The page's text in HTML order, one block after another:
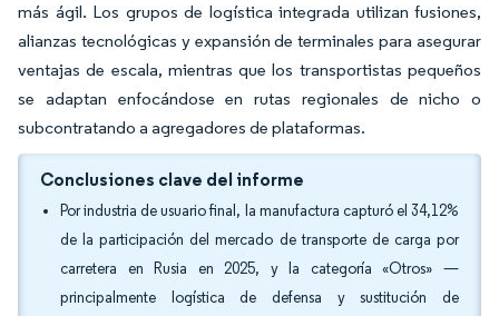
más ágil. Los grupos de logística integrada utilizan fusiones,
alianzas tecnológicas y expansión de terminales para asegurar
ventajas de escala, mientras que los transportistas pequeños
se adaptan enfocándose en rutas regionales de nicho o
subcontratando a agregadores de plataformas.
Conclusiones clave del informe
Por industria de usuario final, la manufactura capturó el 34,12%
de la participación del mercado de transporte de carga por
carretera en Rusia en 2025, y la categoría «Otros» —
principalmente logística de defensa y sustitución de